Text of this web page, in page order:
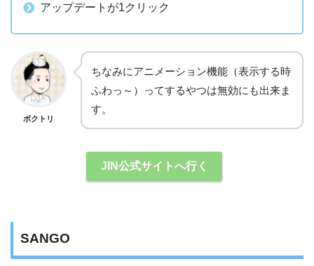
アップデートが1クリック
ボクトリ
ちなみにアニメーション機能（表示する時
ふわっ～）ってするやつは無効にも出来ま
す。
JIN公式サイトへ行く
SANGO